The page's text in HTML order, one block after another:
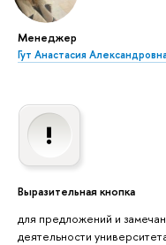
Менеджер
Гут Анастасия
Выразительная кнопка
для предложений и
деятельности